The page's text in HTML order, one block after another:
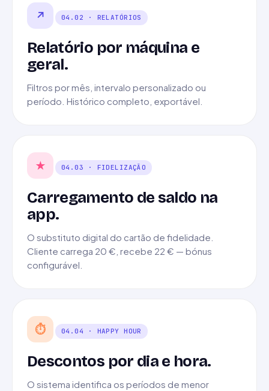
↗ 04.02 · RELATÓRIOS
Relatório por máquina e
geral.
Filtros por mês, intervalo personalizado ou
período. Histórico completo, exportável.
★ 04.03 · FIDELIZAÇÃO
Carregamento de saldo na
app.
O substituto digital do cartão de fidelidade.
Cliente carrega 20 €, recebe 22 € — bónus
configurável.
⏱ 04.04 · HAPPY HOUR
Descontos por dia e hora.
O sistema identifica os períodos de menor